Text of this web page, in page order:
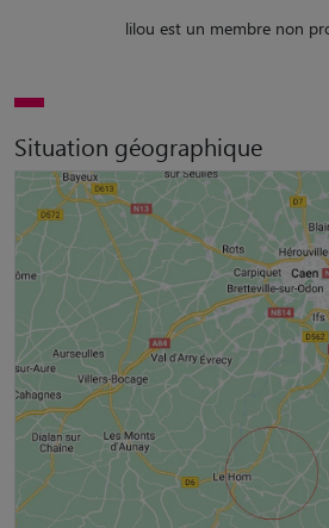
lilou est un membre non
Situation géographique